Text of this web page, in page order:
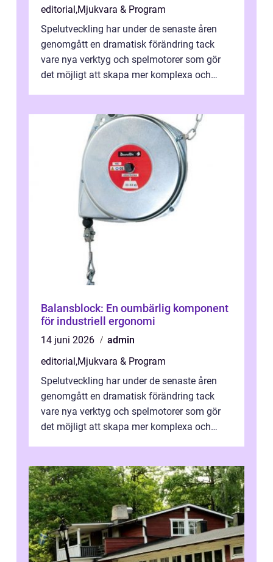
editorial ,Mjukvara & Program
Spelutveckling har under de senaste åren
genomgått en dramatisk förändring tack
vare nya verktyg och spelmotorer som gör
det möjligt att skapa mer komplexa och
Balansblock: En oumbärlig komponent
för industriell ergonomi
14 juni 2026
admin
editorial ,Mjukvara & Program
Spelutveckling har under de senaste åren
genomgått en dramatisk förändring tack
vare nya verktyg och spelmotorer som gör
det möjligt att skapa mer komplexa och